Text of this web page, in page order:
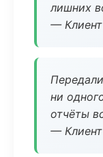
лишних
—
ни
отчёты
—